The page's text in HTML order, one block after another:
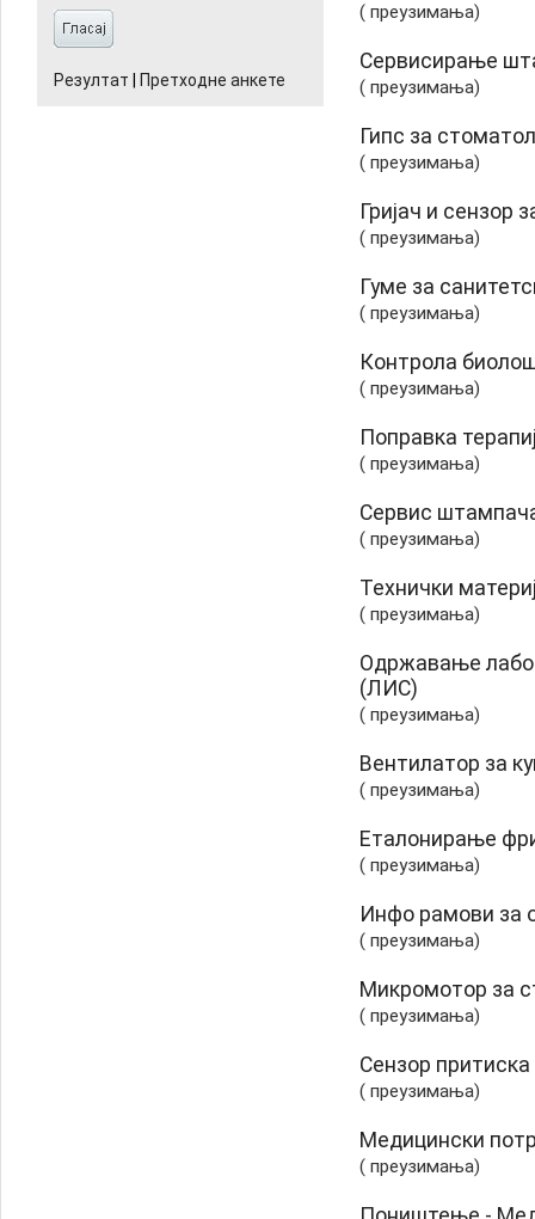
Резултат Претходне анкете
( преузимања)
Сервисирање
( преузимања)
Гипс за
( преузимања)
Гријач и сензор
( преузимања)
Гуме за
( преузимања)
Контрола
( преузимања)
Поправка
( преузимања)
Сервис
( преузимања)
Технички
( преузимања)
Одржавање
(ЛИС)
( преузимања)
Вентилатор за
( преузимања)
Еталонирање
( преузимања)
Инфо рамови за
( преузимања)
Микромотор за
( преузимања)
Сензор
( преузимања)
Медицински
( преузимања)